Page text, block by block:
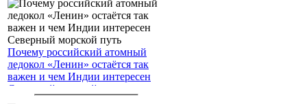
Почему российский атомный
ледокол «Ленин» остаётся так
важен и чем Индии интересен
Северный морской путь